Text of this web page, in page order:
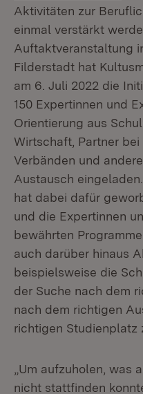
Aktivitäten zur
einmal verstärkt
Auftaktveranstaltung
Filderstadt hat
am 6. Juli 2022 die
150 Expertinnen und
Orientierung aus
Wirtschaft, Partner bei
Verbänden und
Austausch
hat dabei dafür
und die Expertinnen
bewährten
auch darüber hinaus
beispielsweise die
der Suche nach dem
nach dem richtigen
richtigen Studienplatz
„Um aufzuholen, was
nicht stattfinden